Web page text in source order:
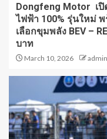
Dongfeng Motor เปิ
ไฟฟ้า 100% รุ่นใหม่
เลือกขุมพลัง BEV –
บาท
March 10, 2026 admin